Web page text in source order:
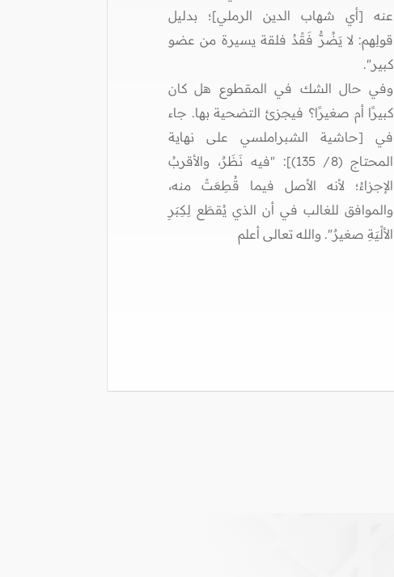
عنه [أي شهاب الدين الرملي]؛ بدليل
قولِهم: لا يَضُرُّ فَقْدُ فلقة يسيرة من عضو
كبير".
وفي حال الشك في المقطوع هل كان
كبيرًا أم صغيرًا؟ فيجزئ التضحية بها. جاء
في [حاشية الشبراملسي على نهاية
المحتاج (8/ 135)]: "فيه نَظَرٌ، والأقربُ
الإجزاءُ؛ لأنه الأصل فيما قُطِعَتْ منه،
والموافق للغالب في أن الذي يُقطَع لِكِبَرِ
الألْيَةِ صغيرٌ". والله تعالى أعلم